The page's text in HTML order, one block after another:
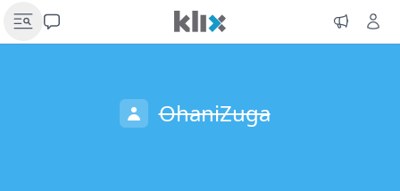
OhaniZuga